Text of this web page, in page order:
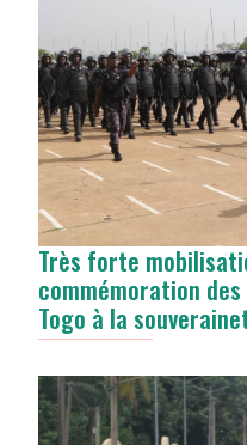
Très forte
commémoration
Togo à la